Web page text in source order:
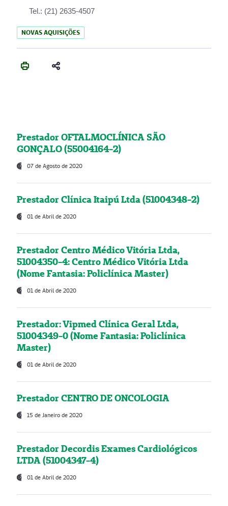
Tel.: (21) 2635-4507
NOVAS AQUISIÇÕES
Prestador OFTALMOCLÍNICA SÃO
GONÇALO (55004164-2)
07 de Agosto de 2020
Prestador Clínica Itaipú Ltda (51004348-2)
01 de Abril de 2020
Prestador Centro Médico Vitória Ltda,
51004350-4: Centro Médico Vitória Ltda
(Nome Fantasia: Policlínica Master)
01 de Abril de 2020
Prestador: Vipmed Clínica Geral Ltda,
51004349-0 (Nome Fantasia: Policlínica
Master)
01 de Abril de 2020
Prestador CENTRO DE ONCOLOGIA
15 de Janeiro de 2020
Prestador Decordis Exames Cardiológicos
LTDA (51004347-4)
01 de Abril de 2020